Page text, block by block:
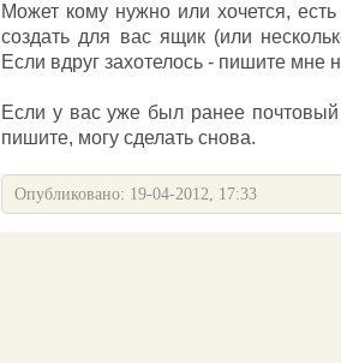
Может кому нужно или хочется,
создать для вас ящик (или
Если вдруг захотелось - пишите мне
Если у вас уже был ранее
пишите, могу сделать снова.
Опубликовано: 19-04-2012, 17:33